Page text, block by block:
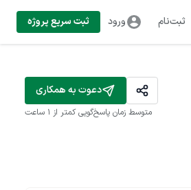
ثبت‌نام ورود ثبت سریع پروژه
دعوت به همکاری
متوسط زمان پاسخ‌گویی کمتر از 1 ساعت